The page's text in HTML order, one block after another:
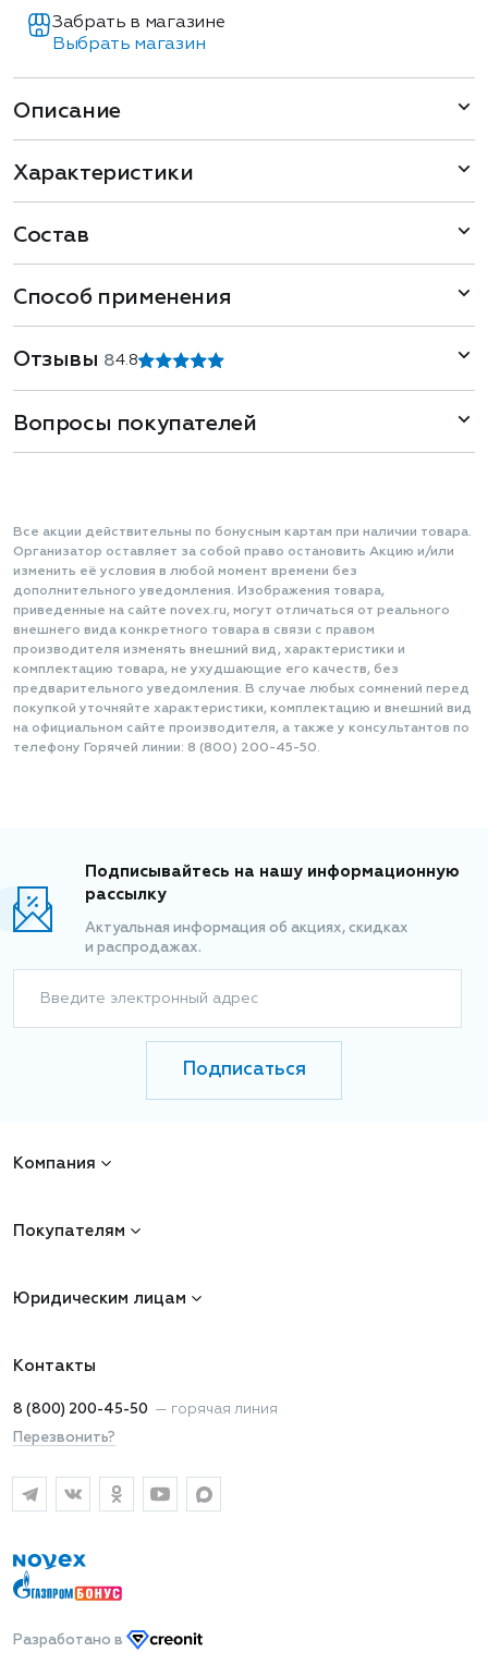
Забрать в магазине
Выбрать магазин
Описание
Характеристики
Состав
Способ применения
Отзывы 84.8
Вопросы покупателей
Все акции действительны по бонусным картам при наличии товара.
Организатор оставляет за собой право остановить Акцию и/или
изменить её условия в любой момент времени без
дополнительного уведомления. Изображения товара,
приведенные на сайте novex.ru, могут отличаться от реального
внешнего вида конкретного товара в связи с правом
производителя изменять внешний вид, характеристики и
комплектацию товара, не ухудшающие его качеств, без
предварительного уведомления. В случае любых сомнений перед
покупкой уточняйте характеристики, комплектацию и внешний вид
на официальном сайте производителя, а также у консультантов по
телефону Горячей линии: 8 (800) 200-45-50.
Подписывайтесь на нашу информационную
рассылку
Актуальная информация об акциях, скидках
и распродажах.
Введите электронный адрес
Подписаться
Компания
Покупателям
Юридическим лицам
Контакты
8 (800) 200-45-50 — горячая линия
Перезвонить?
Разработано в